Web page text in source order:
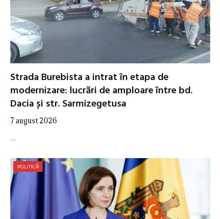
Strada Burebista a intrat în etapa de
modernizare: lucrări de amploare între bd.
Dacia și str. Sarmizegetusa
7 august 2026
…
POLITICĂ